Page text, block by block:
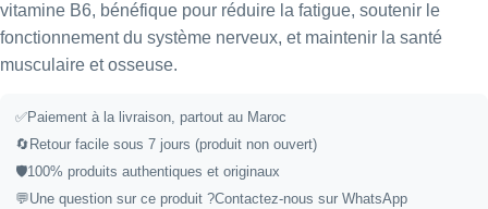
vitamine B6, bénéfique pour réduire la fatigue, soutenir le
fonctionnement du système nerveux, et maintenir la santé
musculaire et osseuse.
✅Paiement à la livraison, partout au Maroc
🔄Retour facile sous 7 jours (produit non ouvert)
🛡️100% produits authentiques et originaux
💬Une question sur ce produit ?Contactez-nous sur WhatsApp